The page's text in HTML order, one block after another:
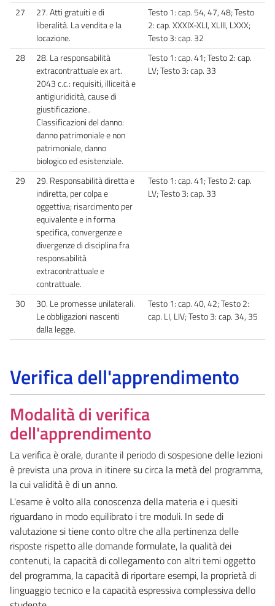
27
27. Atti gratuiti e di
liberalità. La vendita e la
locazione.
Testo 1: cap. 54, 47, 48; Testo
2: cap. XXXIX-XLI, XLIII, LXXX;
Testo 3: cap. 32
28
28. La responsabilità
extracontrattuale ex art.
2043 c.c.: requisiti, illiceità e
antigiuridicità, cause di
giustificazione..
Classificazioni del danno:
danno patrimoniale e non
patrimoniale, danno
biologico ed esistenziale.
Testo 1: cap. 41; Testo 2: cap.
LV; Testo 3: cap. 33
29
29. Responsabilità diretta e
indiretta, per colpa e
oggettiva; risarcimento per
equivalente e in forma
specifica, convergenze e
divergenze di disciplina fra
responsabilità
extracontrattuale e
contrattuale.
Testo 1: cap. 41; Testo 2: cap.
LV; Testo 3: cap. 33
30
30. Le promesse unilaterali.
Le obbligazioni nascenti
dalla legge.
Testo 1: cap. 40, 42; Testo 2:
cap. LI, LIV; Testo 3: cap. 34, 35
Verifica dell'apprendimento
Modalità di verifica
dell'apprendimento
La verifica è orale, durante il periodo di sospesione delle lezioni
è prevista una prova in itinere su circa la metà del programma,
la cui validità è di un anno.
L'esame è volto alla conoscenza della materia e i quesiti
riguardano in modo equilibrato i tre moduli. In sede di
valutazione si tiene conto oltre che alla pertinenza delle
risposte rispetto alle domande formulate, la qualità dei
contenuti, la capacità di collegamento con altri temi oggetto
del programma, la capacità di riportare esempi, la proprietà di
linguaggio tecnico e la capacità espressiva complessiva dello